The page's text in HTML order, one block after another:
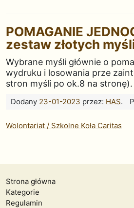
POMAGANIE
zestaw złotych
Wybrane myśli głównie o
wydruku i losowania prze
stron myśli po ok.8 na stronę).
Dodany 23-01-2023 przez: HAS.
Wolontariat / Szkolne Koła Caritas
Strona główna
Kategorie
Regulamin